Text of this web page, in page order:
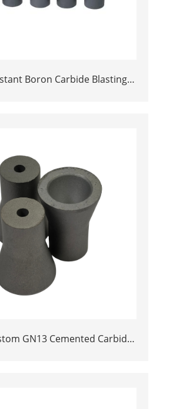
Boron Carbide Blasting
GN13 Cemented Carbide